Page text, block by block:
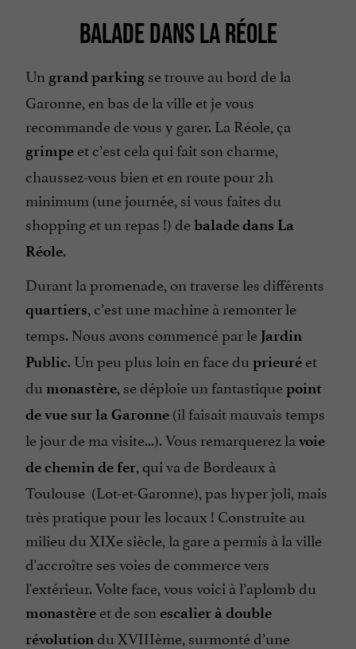
BALADE DANS LA RÉOLE
Un grand parking se trouve au bord de la
Garonne, en bas de la ville et je vous
recommande de vous y garer. La Réole, ça
grimpe et c’est cela qui fait son charme,
chaussez-vous bien et en route pour 2h
minimum (une journée, si vous faites du
shopping et un repas !) debalade dans La
Réole.
Durant la promenade, on traverse les différents
quartiers, c’est une machine à remonter le
temps. Nous avons commencé par le Jardin
Public. Un peu plus loin en face du prieuré et
du monastère, se déploie un fantastiquepoint
de vue sur la Garonne (il faisait mauvais temps
le jour de ma visite...). Vous remarquerez la voie
de chemin de fer, qui va de Bordeaux à
Toulouse (Lot-et-Garonne), pas hyper joli, mais
très pratique pour les locaux ! Construite au
milieu du XIXe siècle, la gare a permis à la ville
d'accroître ses voies de commerce vers
l'extérieur. Volte face, vous voici à l’aplomb du
monastère et de son escalier à double
révolutiondu XVIIIème, surmonté d’une